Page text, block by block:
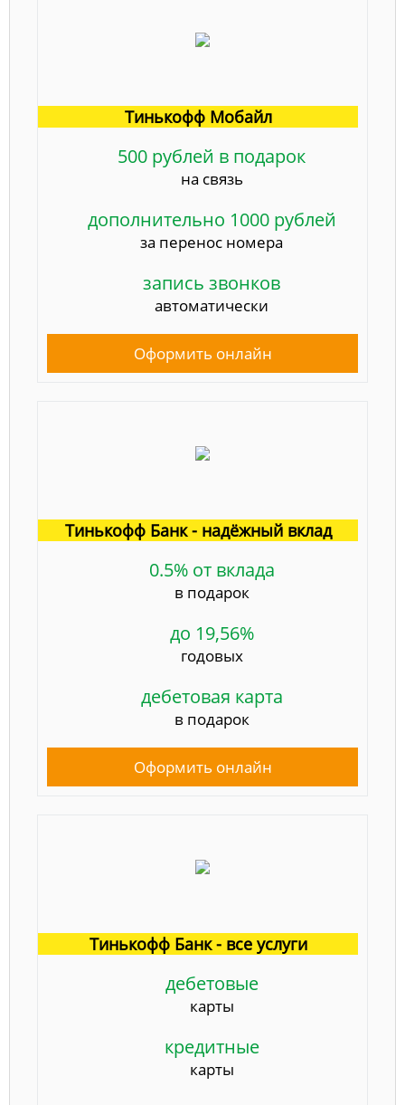
Тинькофф Мобайл
500 рублей в подарок
на связь
дополнительно 1000 рублей
за перенос номера
запись звонков
автоматически
Оформить онлайн
Тинькофф Банк - надёжный вклад
0.5% от вклада
в подарок
до 19,56%
годовых
дебетовая карта
в подарок
Оформить онлайн
Тинькофф Банк - все услуги
дебетовые
карты
кредитные
карты